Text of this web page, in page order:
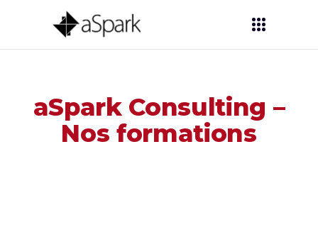
aSpark Consulting –
Nos formations